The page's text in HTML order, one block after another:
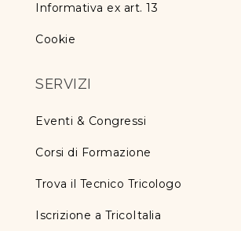
Informativa ex art. 13
Cookie
SERVIZI
Eventi & Congressi
Corsi di Formazione
Trova il Tecnico Tricologo
Iscrizione a TricoItalia